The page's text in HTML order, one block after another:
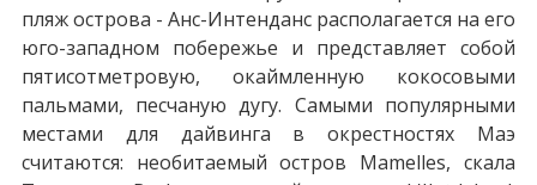
пляж острова - Анс-Интенданс располагается на его
юго-западном побережье и представляет собой
пятисотметровую, окаймленную кокосовыми
пальмами, песчаную дугу. Самыми популярными
местами для дайвинга в окрестностях Маэ
считаются: необитаемый остров Mamelles, скала